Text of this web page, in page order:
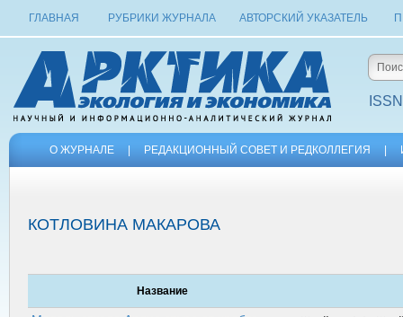
ГЛАВНАЯ РУБРИКИ ЖУРНАЛА АВТОРСКИЙ УКАЗАТЕЛЬ
О ЖУРНАЛЕ РЕДАКЦИОННЫЙ СОВЕТ И РЕДКОЛЛЕГИЯ
КОТЛОВИНА МАКАРОВА
Название